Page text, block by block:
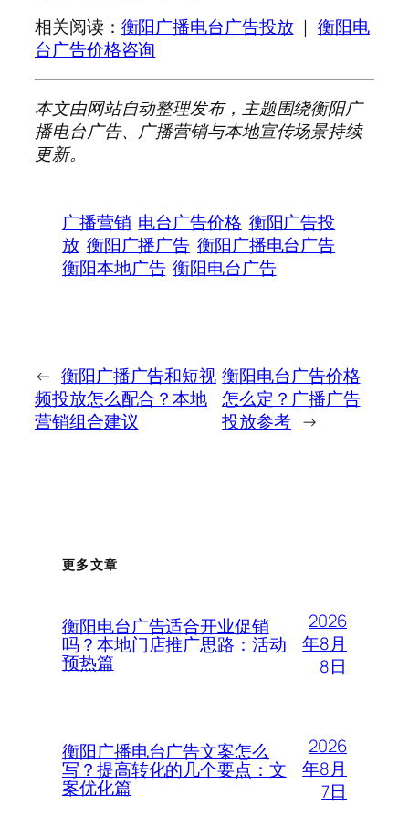
相关阅读： 衡阳广播电台广告投放 ｜衡阳电
台广告价格咨询
本文由网站自动整理发布，主题围绕衡阳广
播电台广告、广播营销与本地宣传场景持续
更新。
广播营销 电台广告价格 衡阳广告投
放 衡阳广播广告 衡阳广播电台广告
衡阳本地广告 衡阳电台广告
← 衡阳广播广告和短视
频投放怎么配合？本地
营销组合建议
衡阳电台广告价格
怎么定？广播广告
投放参考 →
更多文章
衡阳电台广告适合开业促销
吗？本地门店推广思路：活动
预热篇
2026
年8月
8日
衡阳广播电台广告文案怎么
写？提高转化的几个要点：文
案优化篇
2026
年8月
7日